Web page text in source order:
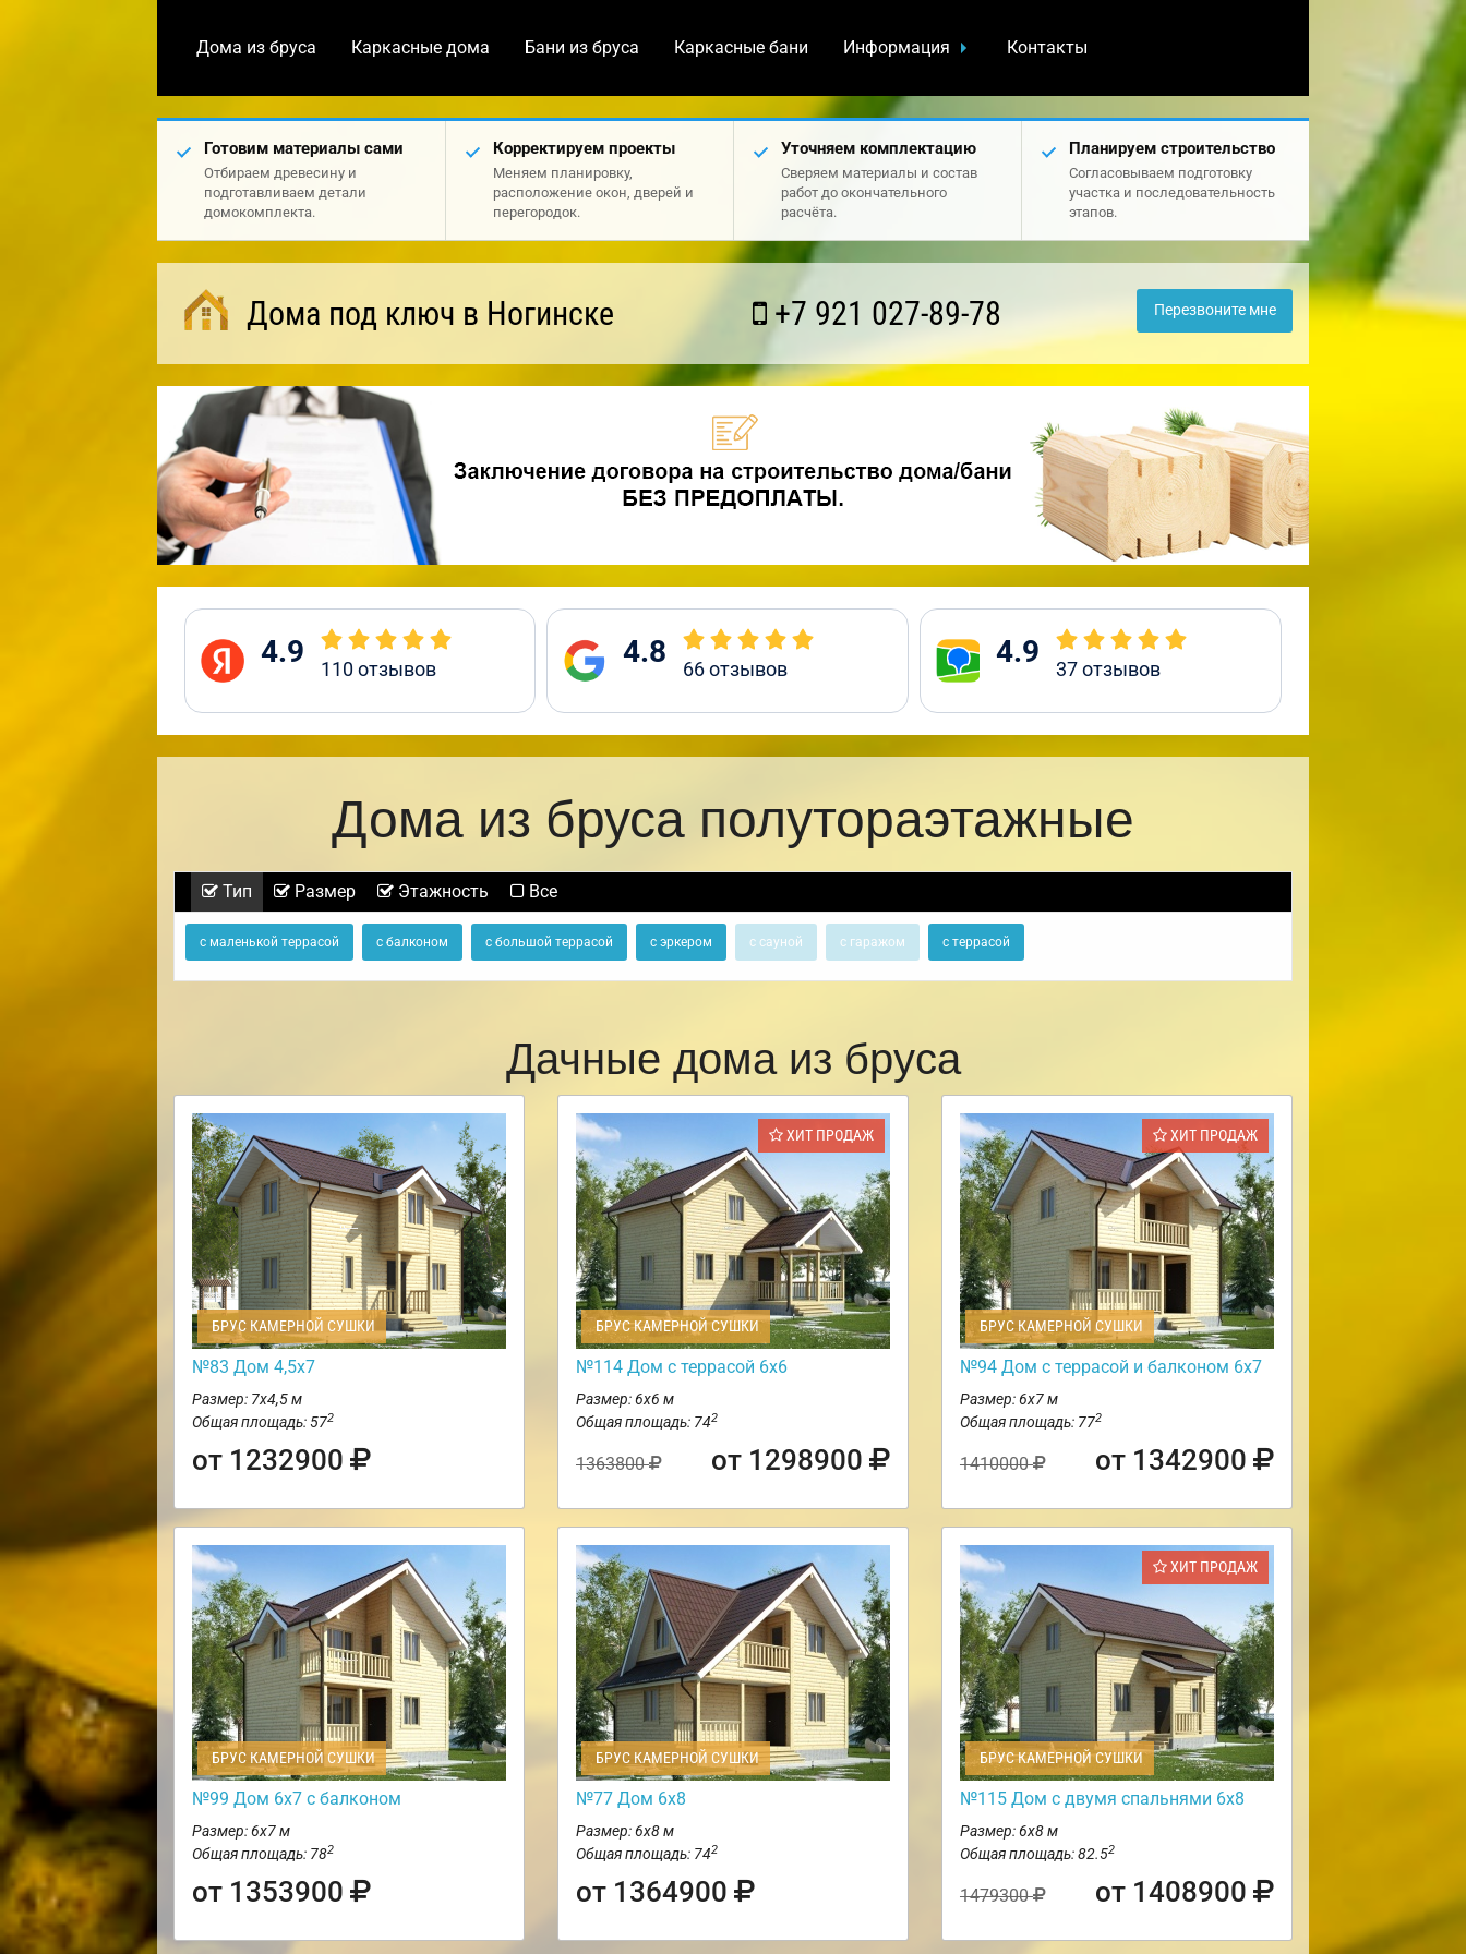
Дома из бруса Каркасные дома Бани из бруса Каркасные бани Информация Контакты
Готовим материалы сами
Отбираем древесину и
подготавливаем детали
домокомплекта.
Корректируем проекты
Меняем планировку,
расположение окон, дверей и
перегородок.
Уточняем комплектацию
Сверяем материалы и состав
работ до окончательного
расчёта.
Планируем строительство
Согласовываем подготовку
участка и последовательность
этапов.
Дома под ключ в Ногинске +7 921 027-89-78 Перезвоните мне
4.9 110отзывов 4.8 66отзывов 4.9 37отзывов
Дома из бруса полутораэтажные
Тип Размер Этажность Все
с маленькой террасой с балконом с большой террасой с эркером с сауной с гаражом с террасой
Дачные дома из бруса
БРУС КАМЕРНОЙ СУШКИ
№83 Дом 4,5х7
Размер: 7х4,5 м
Общая площадь: 572
от 1232900
ХИТ ПРОДАЖ
БРУС КАМЕРНОЙ СУШКИ
№114 Дом с террасой 6х6
Размер: 6х6 м
Общая площадь: 742
1363800 от 1298900
ХИТ ПРОДАЖ
БРУС КАМЕРНОЙ СУШКИ
№94 Дом с террасой и балконом 6х7
Размер: 6х7 м
Общая площадь: 772
1410000 от 1342900
БРУС КАМЕРНОЙ СУШКИ
№99 Дом 6х7 с балконом
Размер: 6х7 м
Общая площадь: 782
от 1353900
БРУС КАМЕРНОЙ СУШКИ
№77 Дом 6х8
Размер: 6х8 м
Общая площадь: 742
от 1364900
ХИТ ПРОДАЖ
БРУС КАМЕРНОЙ СУШКИ
№115 Дом с двумя спальнями 6х8
Размер: 6х8 м
Общая площадь: 82.52
1479300 от 1408900